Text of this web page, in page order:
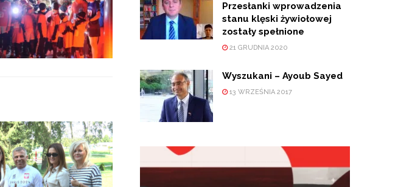
Przesłanki wprowadzenia
stanu klęski żywiołowej
zostały spełnione
21 GRUDNIA 2020
Wyszukani – Ayoub Sayed
13 WRZEŚNIA 2017